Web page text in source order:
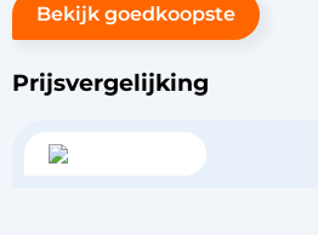
Bekijk goedkoopste
Prijsvergelijking